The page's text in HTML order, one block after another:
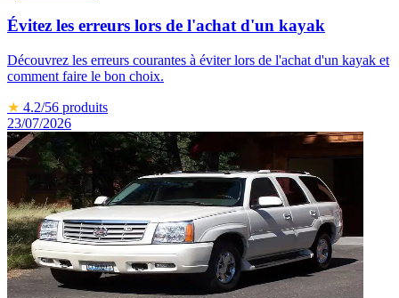
Évitez les erreurs lors de l'achat d'un kayak
Découvrez les erreurs courantes à éviter lors de l'achat d'un kayak et
comment faire le bon choix.
★ 4.2/56 produits
23/07/2026